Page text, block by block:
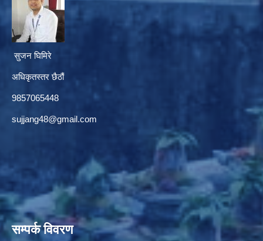
सुजन घिमिरे
अधिकृतस्तर छैठौं‌
9857065448
sujjang48@gmail.com
सम्पर्क विवरण